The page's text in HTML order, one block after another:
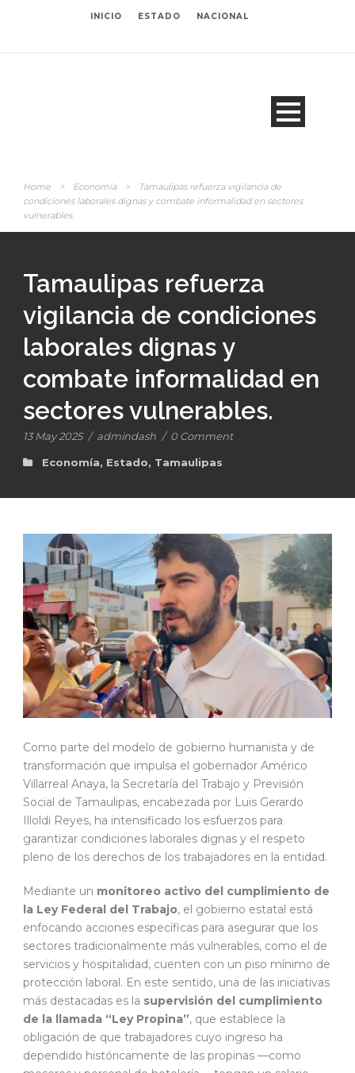
INICIO ESTADO NACIONAL
Home > Economía >
Tamaulipas refuerza vigilancia de
condiciones laborales dignas y combate informalidad en sectores
vulnerables.
Tamaulipas refuerza
vigilancia de condiciones
laborales dignas y
combate informalidad en
sectores vulnerables.
13 May 2025 / admindash / 0 Comment
Economía, Estado, Tamaulipas
Como parte del modelo de gobierno humanista y de
transformación que impulsa el gobernador Américo
Villarreal Anaya, la Secretaría del Trabajo y Previsión
Social de Tamaulipas, encabezada por Luis Gerardo
Illoldi Reyes, ha intensificado los esfuerzos para
garantizar condiciones laborales dignas y el respeto
pleno de los derechos de los trabajadores en la entidad.
Mediante un monitoreo activo del cumplimiento de
la Ley Federal del Trabajo, el gobierno estatal está
enfocando acciones específicas para asegurar que los
sectores tradicionalmente más vulnerables, como el de
servicios y hospitalidad, cuenten con un piso mínimo de
protección laboral. En este sentido, una de las iniciativas
más destacadas es la supervisión del cumplimiento
de la llamada “Ley Propina”, que establece la
obligación de que trabajadores cuyo ingreso ha
dependido históricamente de las propinas —como